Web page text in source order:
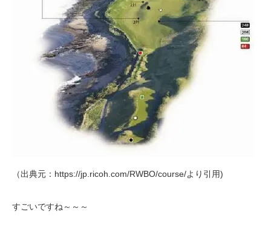
（出典元：https://jp.ricoh.com/RWBO/course/より引用)
すごいですね～～～